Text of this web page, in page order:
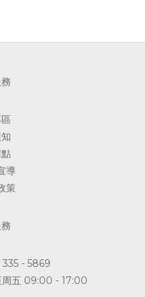
導
策
- 5869
周五 09:00 - 17:00